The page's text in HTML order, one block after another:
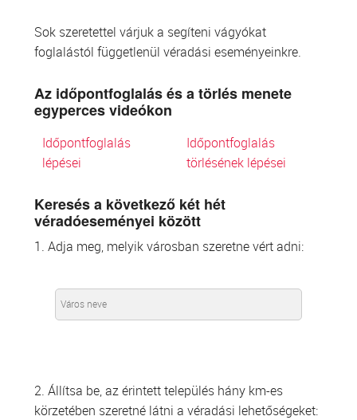
Sok szeretettel várjuk a segíteni vágyókat
foglalástól függetlenül véradási eseményeinkre.
Az időpontfoglalás és a törlés menete
egyperces videókon
Időpontfoglalás
lépései
Időpontfoglalás
törlésének lépései
Keresés a következő két hét
véradóeseményei között
1. Adja meg, melyik városban szeretne vért adni:
2. Állítsa be, az érintett település hány km-es
körzetében szeretné látni a véradási lehetőségeket: